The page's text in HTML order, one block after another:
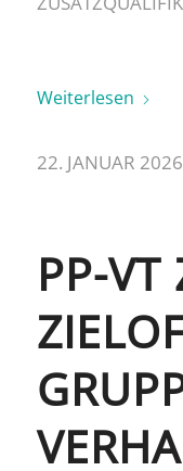
Weiterlesen
22. JANUAR 2026
PP-VT